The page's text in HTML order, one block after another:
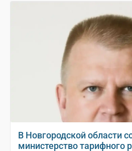
В Новгородской области
министерство тарифного